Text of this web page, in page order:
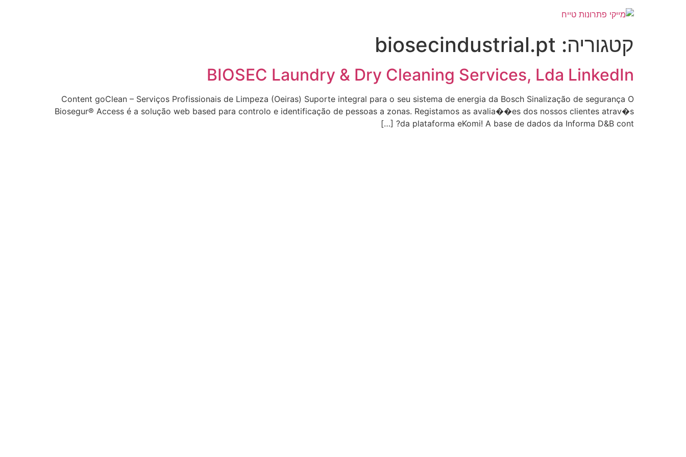
קטגוריה: biosecindustrial.pt
BIOSEC Laundry & Dry Cleaning Services, Lda LinkedIn
Content goClean – Serviços Profissionais de Limpeza (Oeiras) Suporte integral para o seu sistema de energia da Bosch Sinalização de segurança O
Biosegur® Access é a solução web based para controlo e identificação de pessoas a zonas. Registamos as avalia��es dos nossos clientes atrav�s
da plataforma eKomi! A base de dados da Informa D&B cont? […]